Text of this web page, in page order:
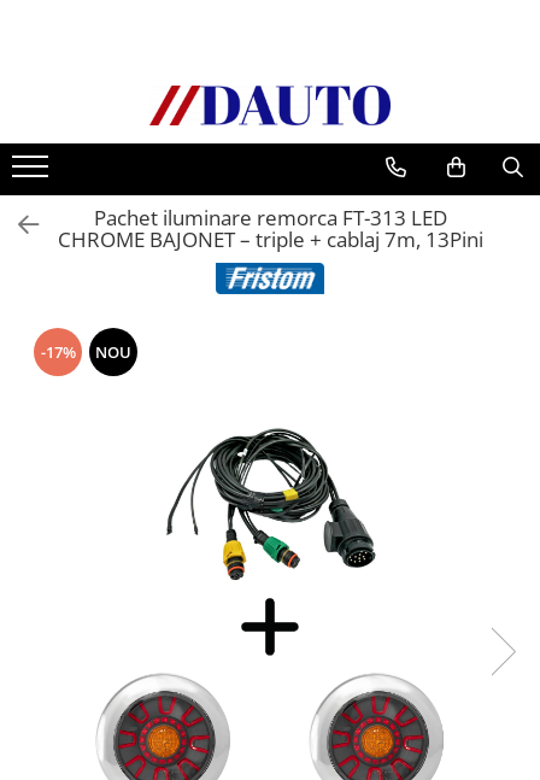
Bullbare, Suporti lumini camioane
Accesorii inox
DAF
CF Euro 6
Daf XF 95
DAF XF Euro 6
Mercedes Actros MP2
Mercedes Actros MP3
Mercedes Actros MP4, MP5
Pachet iluminare remorca FT-313 LED
CHROME BAJONET – triple + cablaj 7m, 13Pini
-17% NOU